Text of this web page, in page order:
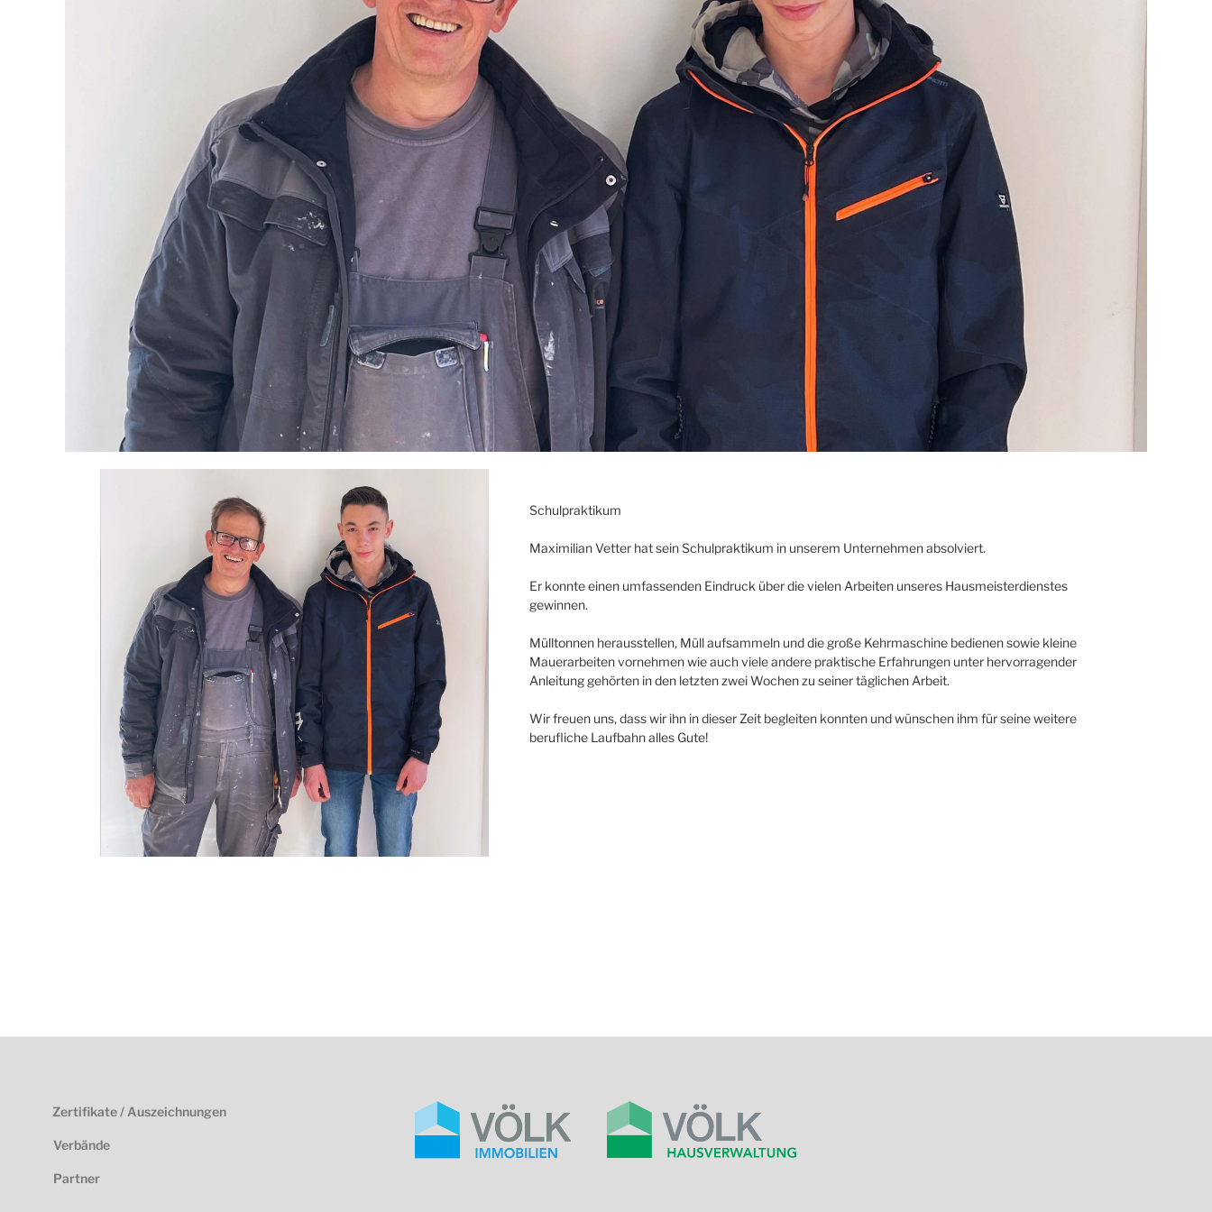
Schulpraktikum
Maximilian Vetter hat sein Schulpraktikum in unserem Unternehmen absolviert.
Er konnte einen umfassenden Eindruck über die vielen Arbeiten unseres Hausmeisterdienstes
gewinnen.
Mülltonnen herausstellen, Müll aufsammeln und die große Kehrmaschine bedienen sowie kleine
Mauerarbeiten vornehmen wie auch viele andere praktische Erfahrungen unter hervorragender
Anleitung gehörten in den letzten zwei Wochen zu seiner täglichen Arbeit.
Wir freuen uns, dass wir ihn in dieser Zeit begleiten konnten und wünschen ihm für seine weitere
berufliche Laufbahn alles Gute!
Zertifikate / Auszeichnungen
Verbände
Partner